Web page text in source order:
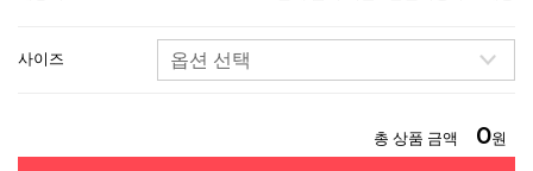
사이즈
총 상품 금액 0원